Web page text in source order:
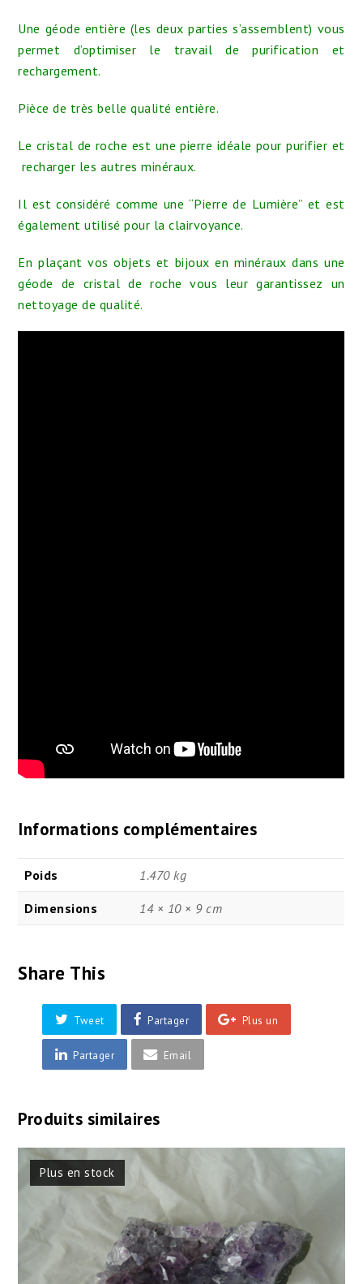
Une géode entière (les deux parties s’assemblent) vous
permet d’optimiser le travail de purification et
rechargement.
Pièce de très belle qualité entière.
Le cristal de roche est une pierre idéale pour purifier et
recharger les autres minéraux.
Il est considéré comme une “Pierre de Lumière” et est
également utilisé pour la clairvoyance.
En plaçant vos objets et bijoux en minéraux dans une
géode de cristal de roche vous leur garantissez un
nettoyage de qualité.
Informations complémentaires
Poids 1.470 kg
Dimensions 14 × 10 × 9 cm
Share This
Tweet Partager Plus un
Partager Email
Produits similaires
Plus en stock